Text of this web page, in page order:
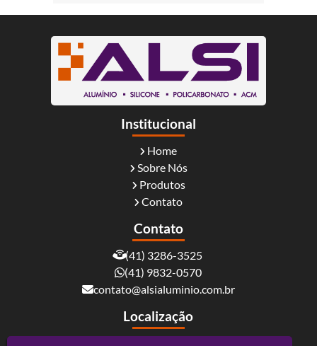
Institucional
Home
Sobre Nós
Produtos
Contato
Contato
(41) 3286-3525
(41) 9832-0570
contato@alsialuminio.com.br
Localização